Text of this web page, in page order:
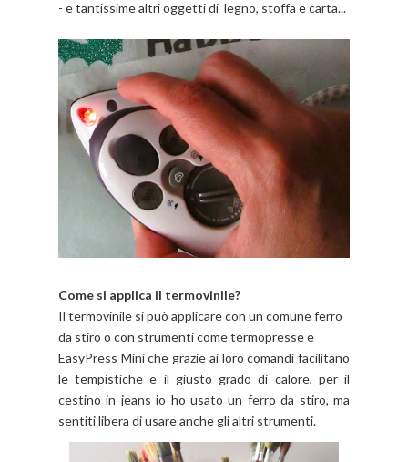
- e tantissime altri oggetti di legno, stoffa e carta...
Come si applica il termovinile?
Il termovinile si può applicare con un comune ferro
da stiro o con strumenti come termopresse e
EasyPress Mini che grazie ai loro comandi facilitano
le tempistiche e il giusto grado di calore, per il
cestino in jeans io ho usato un ferro da stiro, ma
sentiti libera di usare anche gli altri strumenti.